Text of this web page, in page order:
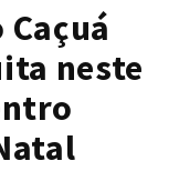
neste